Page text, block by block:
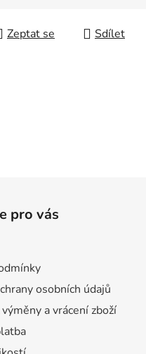
Zeptat se Sdílet
pro vás
osobních údajů
a vrácení zboží